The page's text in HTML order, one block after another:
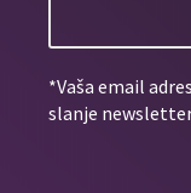
*Vaša email
slanje